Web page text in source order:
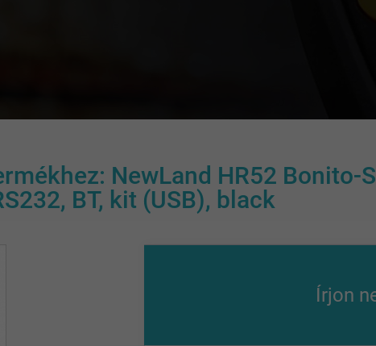
NewLand HR52 Bonito-
BT, kit (USB), black
Írjon